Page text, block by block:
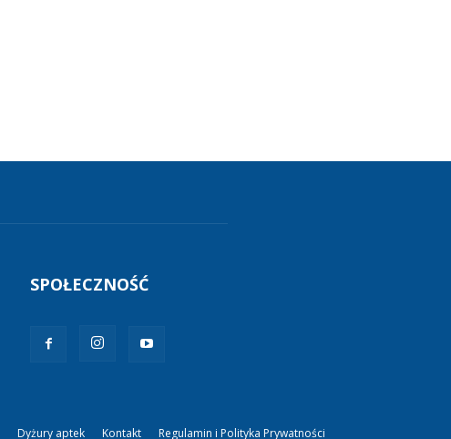
SPOŁECZNOŚĆ
Dyżury aptek Kontakt Regulamin i Polityka Prywatności